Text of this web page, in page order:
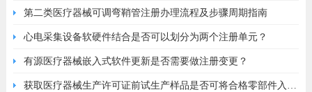
南
第二类医疗器械可调弯鞘管注册办理流程及步骤周期指南
心电采集设备软硬件结合是否可以划分为两个注册单元？
有源医疗器械嵌入式软件更新是否需要做注册变更？
获取医疗器械生产许可证前试生产样品是否可将合格零部件入原